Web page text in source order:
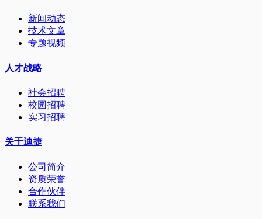
新闻动态
技术文章
专题视频
人才战略
社会招聘
校园招聘
实习招聘
关于迪捷
公司简介
资质荣誉
合作伙伴
联系我们